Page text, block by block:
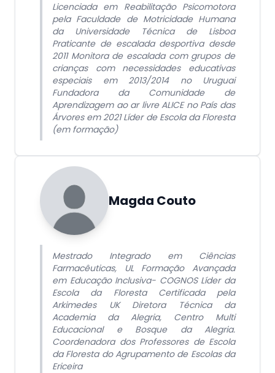
Licenciada em Reabilitação Psicomotora
pela Faculdade de Motricidade Humana
da Universidade Técnica de Lisboa
Praticante de escalada desportiva desde
2011 Monitora de escalada com grupos de
crianças com necessidades educativas
especiais em 2013/2014 no Uruguai
Fundadora da Comunidade de
Aprendizagem ao ar livre ALICE no País das
Árvores em 2021 Líder de Escola da Floresta
(em formação)
Magda Couto
Mestrado Integrado em Ciências
Farmacêuticas, UL Formação Avançada
em Educação Inclusiva- COGNOS Líder da
Escola da Floresta Certificada pela
Arkimedes UK Diretora Técnica da
Academia da Alegria, Centro Multi
Educacional e Bosque da Alegria.
Coordenadora dos Professores de Escola
da Floresta do Agrupamento de Escolas da
Ericeira